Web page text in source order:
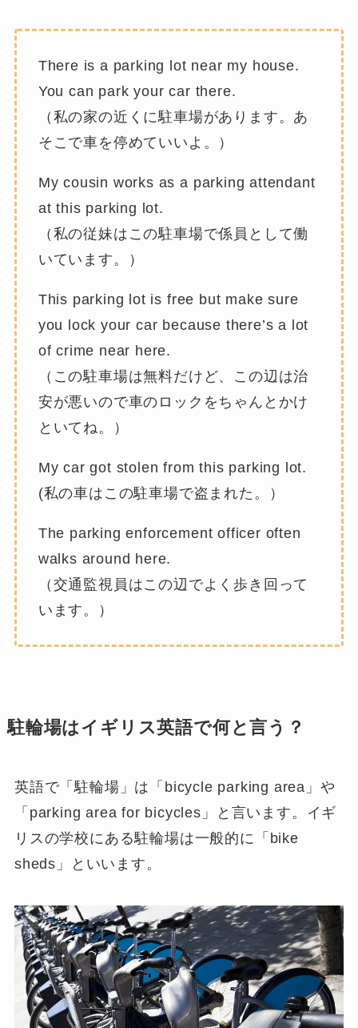
There is a parking lot near my house.
You can park your car there.
（私の家の近くに駐車場があります。あ
そこで車を停めていいよ。）
My cousin works as a parking attendant
at this parking lot.
（私の従妹はこの駐車場で係員として働
いています。）
This parking lot is free but make sure
you lock your car because there’s a lot
of crime near here.
（この駐車場は無料だけど、この辺は治
安が悪いので車のロックをちゃんとかけ
といてね。）
My car got stolen from this parking lot.
(私の車はこの駐車場で盗まれた。）
The parking enforcement officer often
walks around here.
（交通監視員はこの辺でよく歩き回って
います。）
駐輪場はイギリス英語で何と言う？
英語で「駐輪場」は「 bicycle parking area 」や
「 parking area for bicycles 」と言います。イギ
リスの学校にある駐輪場は一般的に「 bike
sheds 」といいます。